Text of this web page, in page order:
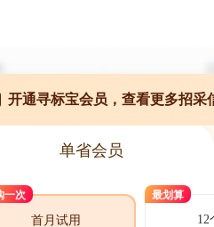
开通寻标宝会员，查看更多招采
单省会员
一次
首月试用
最划算
12